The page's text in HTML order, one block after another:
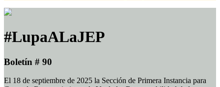
#LupaALaJEP
Boletín # 90
El 18 de septiembre de 2025 la Sección de Primera Instancia para